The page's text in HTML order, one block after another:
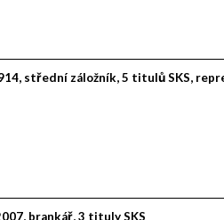
střední záložník, 5 titulů SKS,
brankář, 3 tituly SKS